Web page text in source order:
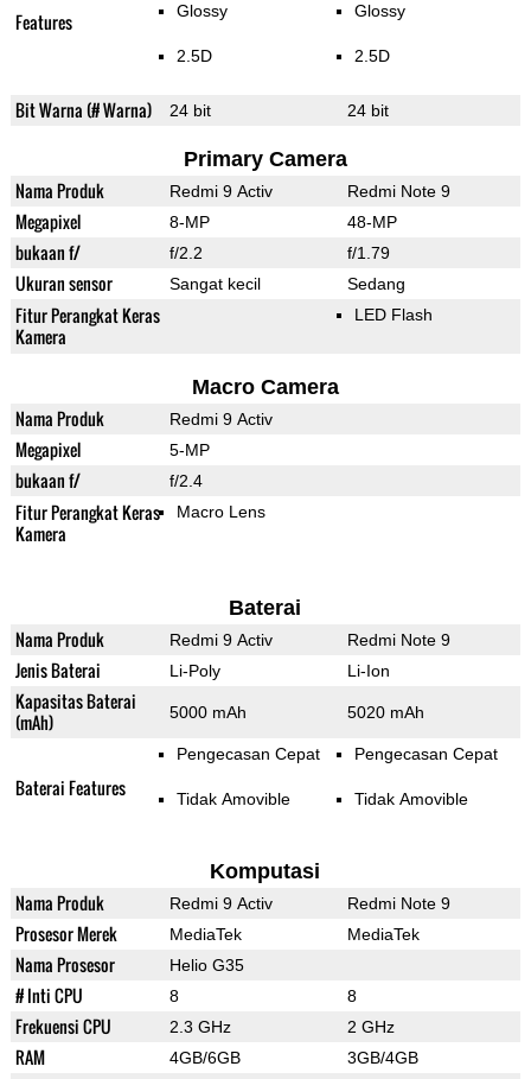
Features Glossy
2.5D
Glossy
2.5D
Bit Warna (# Warna) 24 bit 24 bit
Primary Camera
Nama Produk Redmi 9 Activ Redmi Note 9
Megapixel 8-MP 48-MP
bukaan f/ f/2.2 f/1.79
Ukuran sensor Sangat kecil Sedang
Fitur Perangkat Keras
Kamera
LED Flash
Macro Camera
Nama Produk Redmi 9 Activ
Megapixel 5-MP
bukaan f/ f/2.4
Fitur Perangkat Keras
Kamera
Macro Lens
Baterai
Nama Produk Redmi 9 Activ Redmi Note 9
Jenis Baterai Li-Poly Li-Ion
Kapasitas Baterai
(mAh)
5000 mAh 5020 mAh
Baterai Features
Pengecasan Cepat
Tidak Amovible
Pengecasan Cepat
Tidak Amovible
Komputasi
Nama Produk Redmi 9 Activ Redmi Note 9
Prosesor Merek MediaTek MediaTek
Nama Prosesor Helio G35
# Inti CPU 8 8
Frekuensi CPU 2.3 GHz 2 GHz
RAM 4GB/6GB 3GB/4GB